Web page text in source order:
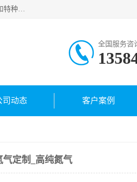
常州泳鑫气体有限公司是一家致力于为客户提供气体产品务的领企业。专注于环氧乙烷剂、环氧乙烷、高纯气体以及稀有和特种气体的研发、生产、销售和配送，产品广泛应用于医疗、电子、科研、化工、食品等多个领域。主要产品有：环氧乙烷灭菌剂，环氧乙烷，高纯氩，氮，氪，氙，氖，氘，笑，氦，氢，氧等各种稀有和特种气体。
全国服务咨
司动态 客户案例
气定制_高纯氮气